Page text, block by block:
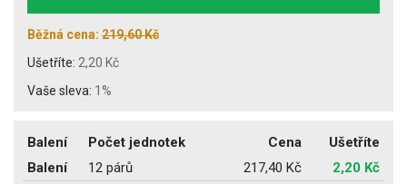
Běžná cena: 219,60 Kč
Ušetříte: 2,20 Kč
Vaše sleva: 1%
Balení Počet jednotek Cena
Ušetříte
Balení
12 párů 217,40 Kč
2,20 Kč